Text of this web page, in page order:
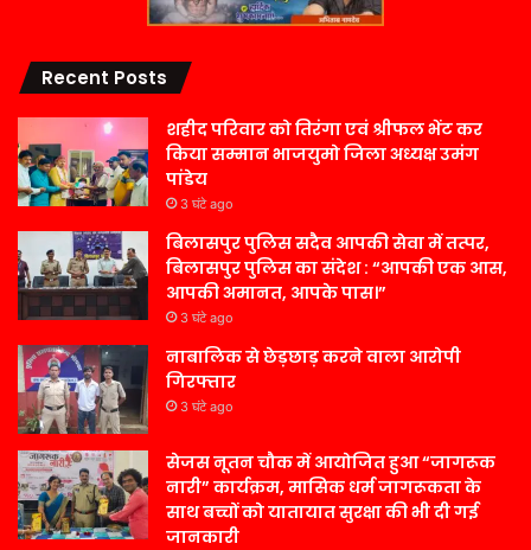
Recent Posts
शहीद परिवार को तिरंगा एवं श्रीफल भेंट कर
किया सम्मान भाजयुमो जिला अध्यक्ष उमंग
पांडेय
3 घंटे ago
बिलासपुर पुलिस सदैव आपकी सेवा में तत्पर,
बिलासपुर पुलिस का संदेश : “आपकी एक आस,
आपकी अमानत, आपके पास।”
3 घंटे ago
नाबालिक से छेड़छाड़ करने वाला आरोपी
गिरफ्तार
3 घंटे ago
सेजस नूतन चौक में आयोजित हुआ “जागरूक
नारी” कार्यक्रम, मासिक धर्म जागरूकता के
साथ बच्चों को यातायात सुरक्षा की भी दी गई
जानकारी